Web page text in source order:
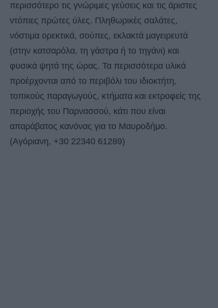
περισσότερο τις γνώριμες γεύσεις και τις άριστες
ντόπιες πρώτες ύλες. Πληθωρικές σαλάτες,
νόστιμα ορεκτικά, σούπες, εκλακτά μαγειρευτά
(στην κατσαρόλα, τη γάστρα ή το τηγάνι) και
φυσικά ψητά της ώρας. Τα περισσότερα υλικά
προέρχονται από το περιβόλι του ιδιοκτήτη,
τοπικούς παραγωγούς, κτήματα και εκτροφείς της
περιοχής του Παρνασσού, κάτι που είναι
απαράβατος κανόνας για το Μαυροδήμο.
(Αγόριανη, +30 22340 61289)